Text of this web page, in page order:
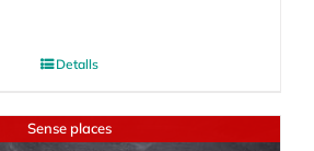
Detalls
Sense places